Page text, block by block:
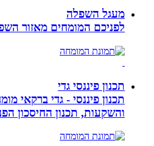
מעגל השפלה
לפניכם המומחים מאזור
תכנון פיננסי גדי
והשקעות, תכנון החיסכון